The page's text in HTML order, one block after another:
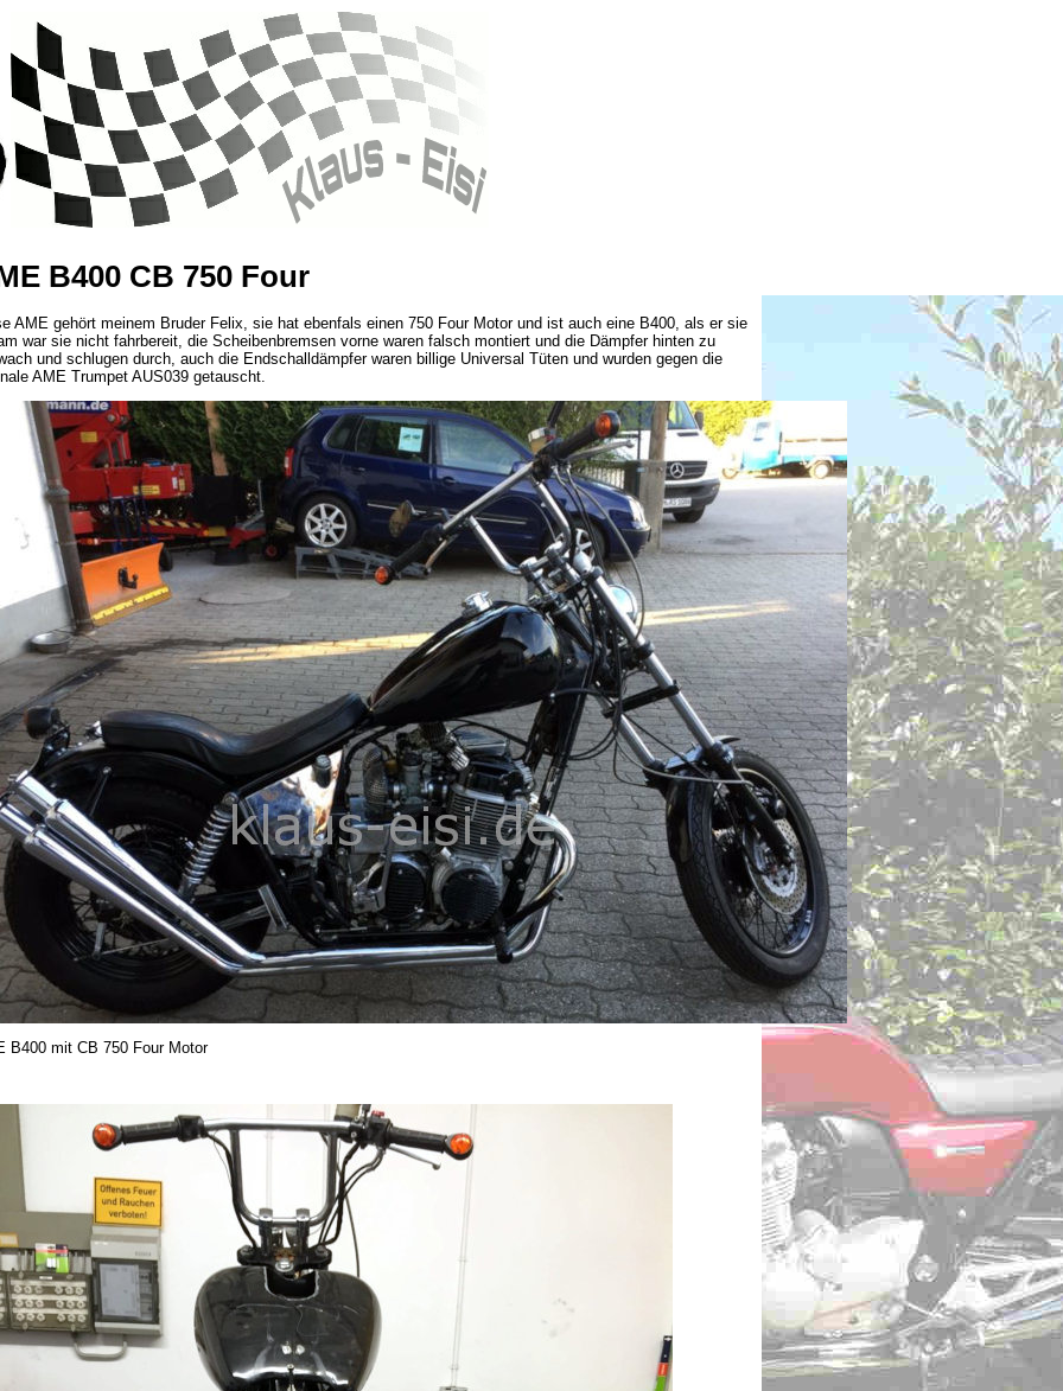
B400 CB 750 Four
AME gehört meinem Bruder Felix, sie hat ebenfals einen 750 Four Motor und ist auch eine B400, als er sie
war sie nicht fahrbereit, die Scheibenbremsen vorne waren falsch montiert und die Dämpfer hinten zu
und schlugen durch, auch die Endschalldämpfer waren billige Universal Tüten und wurden gegen die
AME Trumpet AUS039 getauscht.
B400 mit CB 750 Four Motor